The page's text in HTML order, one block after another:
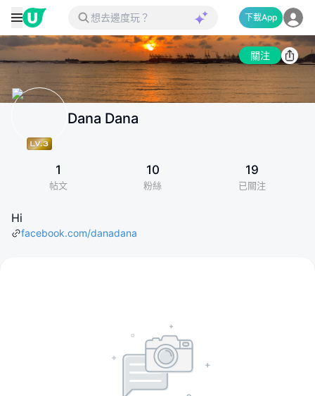
下載App
關注
Dana Dana
1
帖文
10
粉絲
19
已關注
Hi
facebook.com/danadana